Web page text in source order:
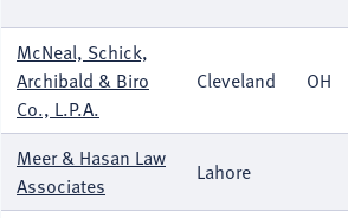
McNeal, Schick,
Archibald & Biro
Co., L.P.A.
Cleveland OH
Meer & Hasan Law
Associates
Lahore